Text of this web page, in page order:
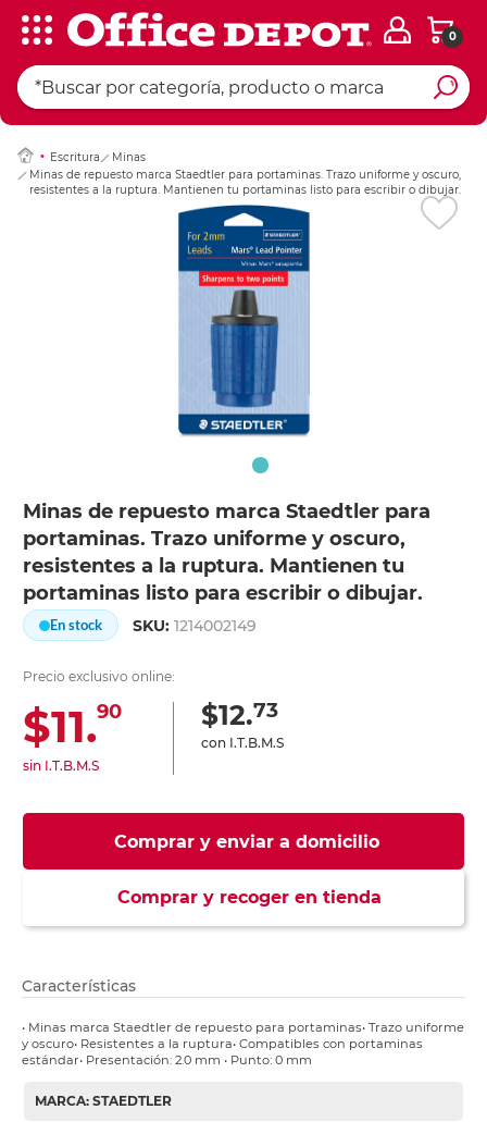
0
Escritura
Minas
Minas de repuesto marca Staedtler para portaminas. Trazo uniforme y oscuro,
resistentes a la ruptura. Mantienen tu portaminas listo para escribir o dibujar.
Minas de repuesto marca Staedtler para
portaminas. Trazo uniforme y oscuro,
resistentes a la ruptura. Mantienen tu
portaminas listo para escribir o dibujar.
En stock SKU:1214002149
Precio exclusivo online:
$11.90
sin I.T.B.M.S
$12.73
con I.T.B.M.S
Comprar y enviar a domicilio
Comprar y recoger en tienda
Ingresar Codigo
Características
• Minas marca Staedtler de repuesto para portaminas• Trazo uniforme
y oscuro• Resistentes a la ruptura• Compatibles con portaminas
estándar• Presentación: 2.0 mm • Punto: 0 mm
MARCA: STAEDTLER